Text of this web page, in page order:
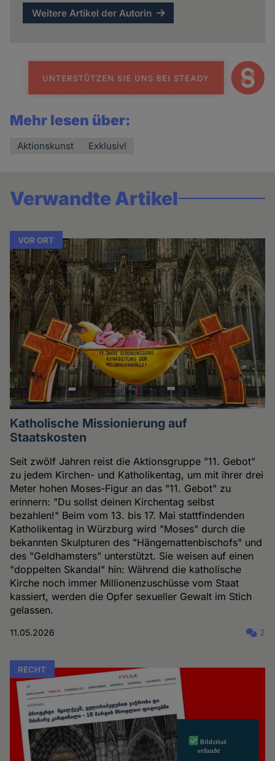
Weitere Artikel der Autorin
Mehr lesen über:
Aktionskunst Exklusiv!
Verwandte Artikel
VOR ORT
Katholische Missionierung auf
Staatskosten
Seit zwölf Jahren reist die Aktionsgruppe "11. Gebot"
zu jedem Kirchen- und Katholikentag, um mit ihrer drei
Meter hohen Moses-Figur an das "11. Gebot" zu
erinnern: "Du sollst deinen Kirchentag selbst
bezahlen!" Beim vom 13. bis 17. Mai stattfindenden
Katholikentag in Würzburg wird "Moses" durch die
bekannten Skulpturen des "Hängemattenbischofs" und
des "Geldhamsters" unterstützt. Sie weisen auf einen
"doppelten Skandal" hin: Während die katholische
Kirche noch immer Millionenzuschüsse vom Staat
kassiert, werden die Opfer sexueller Gewalt im Stich
gelassen.
11.05.2026 2
RECHT